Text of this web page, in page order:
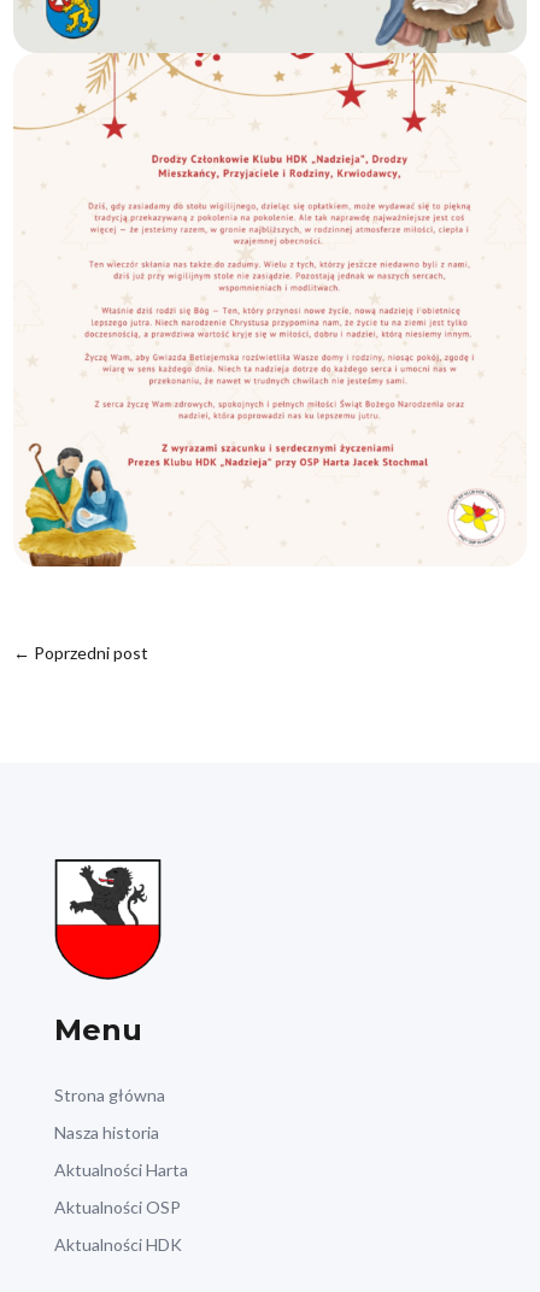
← Poprzedni post
Menu
Strona główna
Nasza historia
Aktualności Harta
Aktualności OSP
Aktualności HDK